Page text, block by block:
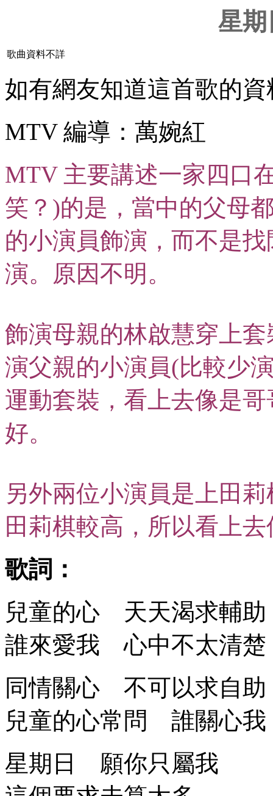
星
歌曲資料不詳
如有網友知道這首歌的資
MTV 編導：萬婉紅
MTV 主要講述一家四口
笑？)的是，當中的父母
的小演員飾演，而不是
演。原因不明。
飾演母親的林啟慧穿上
演父親的小演員(比較少
運動套裝，看上去像是
好。
另外兩位小演員是上田
田莉棋較高，所以看上
歌詞：
兒童的心 天天渴求輔助
誰來愛我 心中不太清楚
同情關心 不可以求自助
兒童的心常問 誰關心我
星期日 願你只屬我